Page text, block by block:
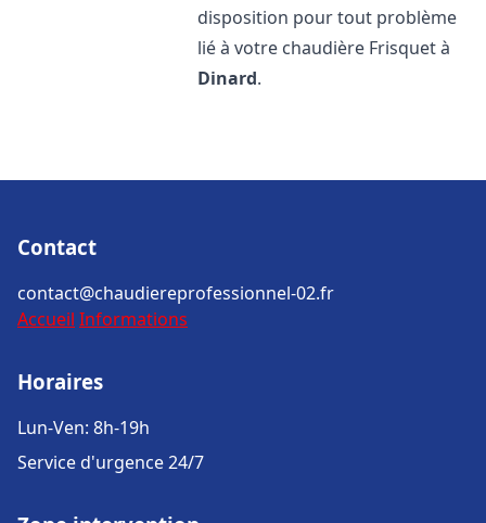
disposition pour tout problème
lié à votre chaudière Frisquet à
Dinard.
Contact
contact@chaudiereprofessionnel-02.fr
Accueil Informations
Horaires
Lun-Ven: 8h-19h
Service d'urgence 24/7